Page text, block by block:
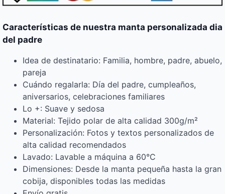
Características de nuestra manta personalizada dia
del padre
Idea de destinatario: Familia, hombre, padre, abuelo,
pareja
Cuándo regalarla: Día del padre, cumpleaños,
aniversarios, celebraciones familiares
Lo +: Suave y sedosa
Material: Tejido polar de alta calidad 300g/m²
Personalización: Fotos y textos personalizados de
alta calidad recomendados
Lavado: Lavable a máquina a 60°C
Dimensiones: Desde la manta pequeña hasta la gran
cobija, disponibles todas las medidas